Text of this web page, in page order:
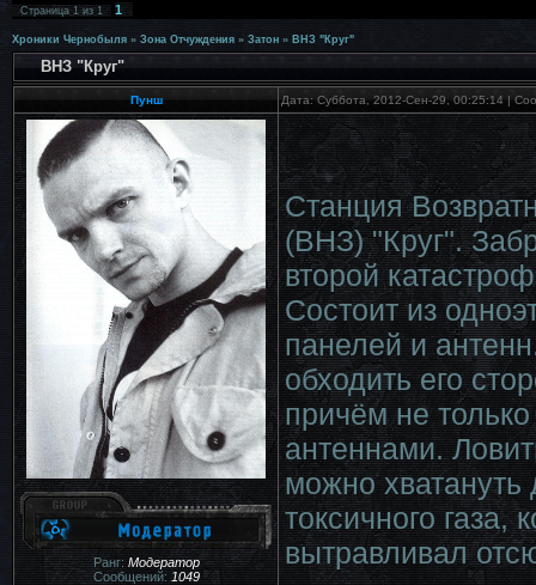
Страница1из1 1
Хроники Чернобыля » Зона Отчуждения » Затон » ВНЗ "Круг"
ВНЗ "Круг"
Пунш Дата: Суббота, 2012-Сен-29, 00:25:14 |
Ранг: Модератор
Сообщений:1049
Станция
(ВНЗ) "Круг".
второй
Состоит из
панелей и
обходить его
причём не
антеннами.
можно
токсичного
вытравливал